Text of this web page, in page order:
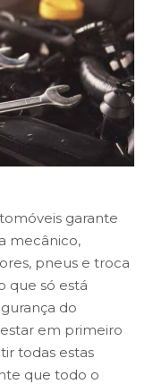
garante
mecânico,
pneus e troca
que só está
do
em primeiro
todas estas
que todo o